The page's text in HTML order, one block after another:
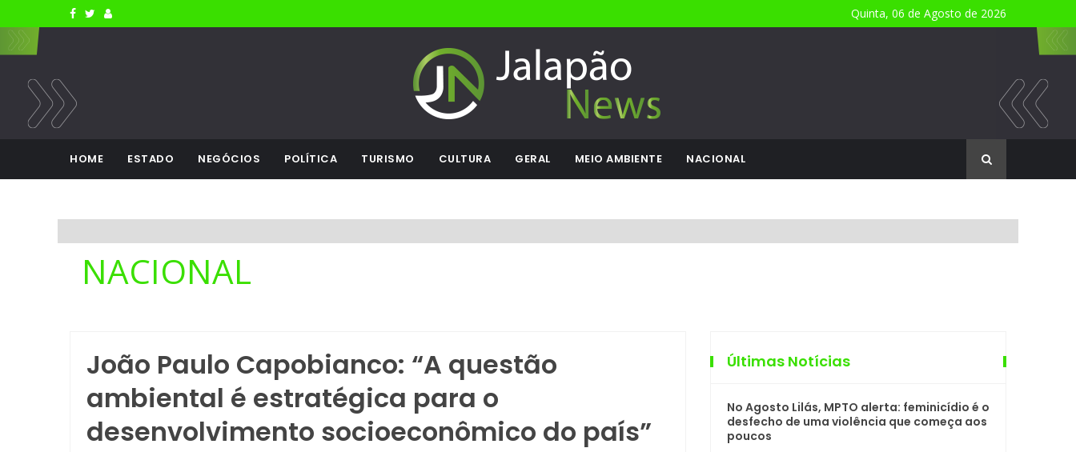
Quinta, 06 de Agosto de 2026
HOME ESTADO NEGÓCIOS POLÍTICA TURISMO CULTURA GERAL MEIO AMBIENTE NACIONAL
NACIONAL
João Paulo Capobianco: “A questão
ambiental é estratégica para o
desenvolvimento socioeconômico do país”
Últimas Notícias
No Agosto Lilás, MPTO alerta: feminicídio é o
desfecho de uma violência que começa aos
poucos